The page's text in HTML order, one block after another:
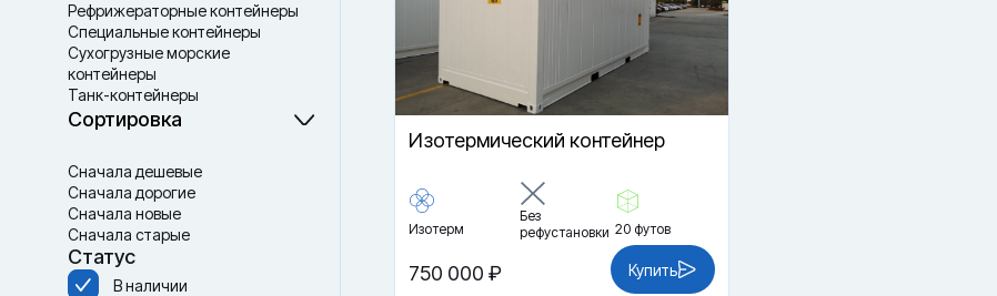
Рефрижераторные контейнеры
Специальные контейнеры
Cухогрузные морские
контейнеры
Танк-контейнеры
Термоконтейнеры
Сортировка
Сначала дешевые
Сначала дорогие
Сначала новые
Сначала старые
Статус
В наличии
Изотермический контейнер
Изотерм
Без
рефустановки 20 футов
750 000 ₽ Купить